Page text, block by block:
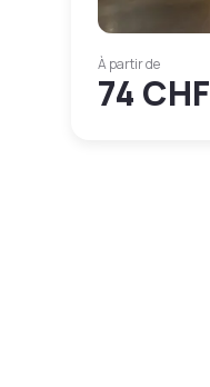
À partir de
74 CHF